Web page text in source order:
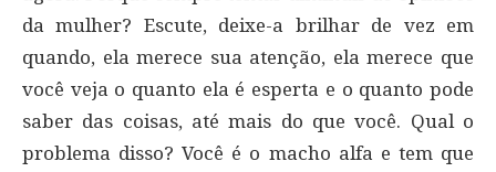
da mulher? Escute, deixe-a brilhar de vez em
quando, ela merece sua atenção, ela merece que
você veja o quanto ela é esperta e o quanto pode
saber das coisas, até mais do que você. Qual o
problema disso? Você é o macho alfa e tem que